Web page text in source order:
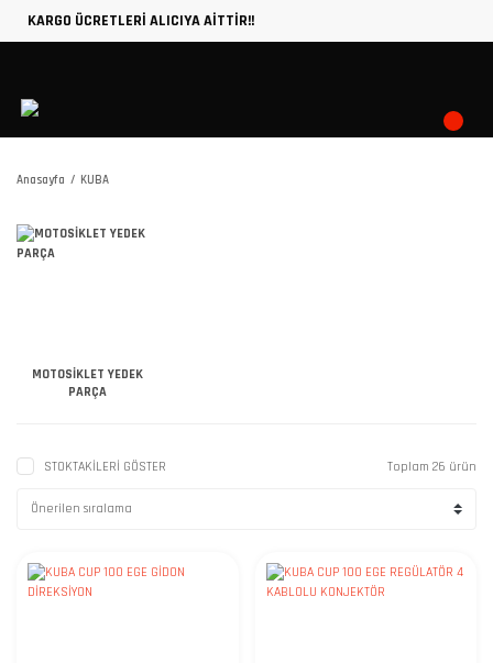
KARGO ÜCRETLERİ ALICIYA AİTTİR!!
Anasayfa KUBA
MOTOSİKLET YEDEK
PARÇA
STOKTAKİLERİ GÖSTER Toplam 26 ürün